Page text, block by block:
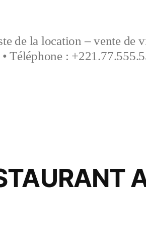
de la location – vente de
Téléphone :